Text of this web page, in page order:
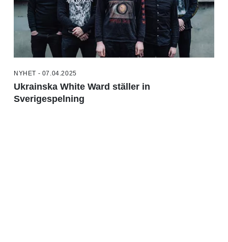
NYHET - 07.04.2025
Ukrainska White Ward ställer in
Sverigespelning